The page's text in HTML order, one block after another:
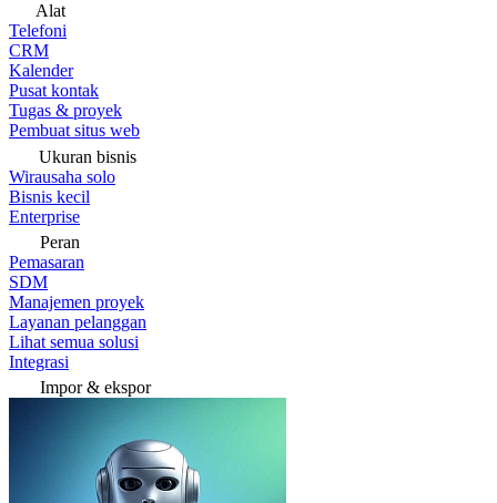
Alat
Telefoni
CRM
Kalender
Pusat kontak
Tugas & proyek
Pembuat situs web
Ukuran bisnis
Wirausaha solo
Bisnis kecil
Enterprise
Peran
Pemasaran
SDM
Manajemen proyek
Layanan pelanggan
Lihat semua solusi
Integrasi
Impor & ekspor